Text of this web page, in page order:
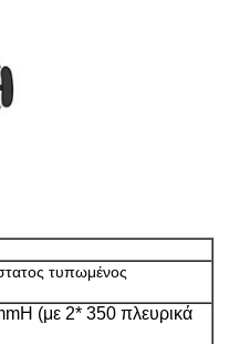
τυπωμένος
(με 2* 350 πλευρικά